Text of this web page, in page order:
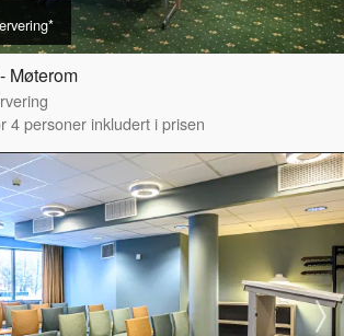
Møterom
4 personer inkludert i prisen